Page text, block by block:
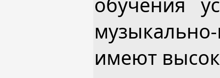
имеют